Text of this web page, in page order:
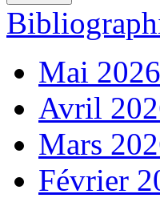
Mai 2026
Avril
Mars
Février